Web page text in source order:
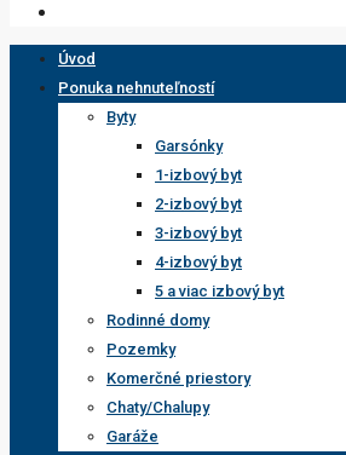
Úvod
Ponuka nehnuteľností
Byty
Garsónky
1-izbový byt
2-izbový byt
3-izbový byt
4-izbový byt
5 a viac izbový byt
Rodinné domy
Pozemky
Komerčné priestory
Chaty/Chalupy
Garáže